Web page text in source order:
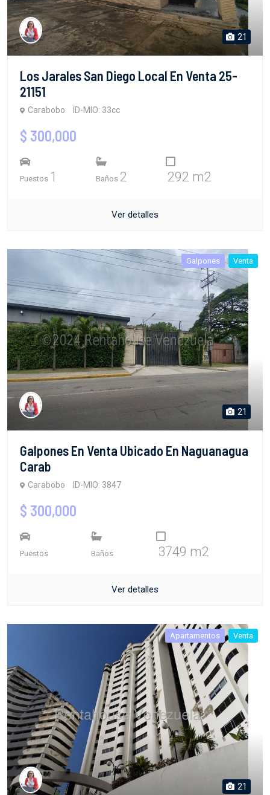
21
Los Jarales San Diego Local En Venta 25-
21151
Carabobo ID-MIO: 33cc
$ 300,000
Puestos 1 Baños 2 292 m2
Ver detalles
Galpones Venta
21
Galpones En Venta Ubicado En Naguanagua
Carab
Carabobo ID-MIO: 3847
$ 300,000
Puestos Baños 3749 m2
Ver detalles
Apartamentos Venta
21